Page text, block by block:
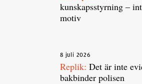
kunskapsstyrning –
motiv
8 juli 2026
Replik: Det är inte
bakbinder polisen